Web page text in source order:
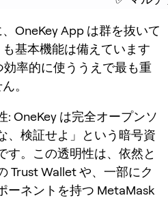
OneKey App は群を抜いて
基本機能は備えています
率的に使ううえで最も重
。
: OneKey は完全オープンソ
、検証せよ」という暗号資
す。この透明性は、依然と
Trust Wallet や、一部にク
ーネントを持つ MetaMask